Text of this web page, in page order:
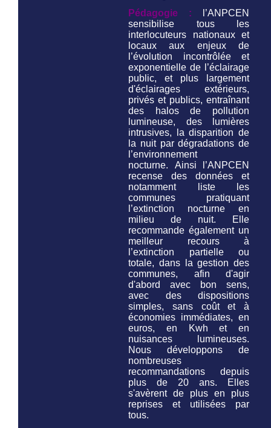
Pédagogie :
l’ANPCEN
sensibilise tous les
interlocuteurs nationaux et
locaux aux enjeux de
l’évolution incontrôlée et
exponentielle de l’éclairage
public, et plus largement
d'éclairages extérieurs,
privés et publics, entraînant
des halos de pollution
lumineuse, des lumières
intrusives, la disparition de
la nuit par dégradations de
l’environnement
nocturne. Ainsi l’ANPCEN
recense des données et
notamment liste les
communes pratiquant
l’extinction nocturne en
milieu de nuit. Elle
recommande également un
meilleur recours à
l’extinction partielle ou
totale, dans la gestion des
communes, afin d'agir
d'abord avec bon sens,
avec des dispositions
simples, sans coût et à
économies immédiates, en
euros, en Kwh et en
nuisances lumineuses.
Nous développons de
nombreuses
recommandations depuis
plus de 20 ans. Elles
s'avèrent de plus en plus
reprises et utilisées par
tous.